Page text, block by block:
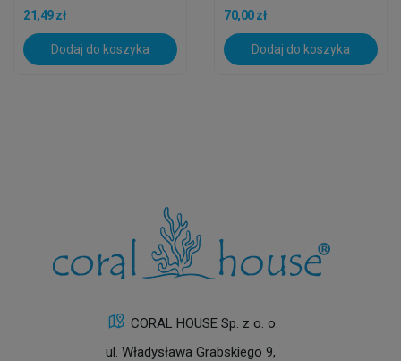
21,49 zł
Dodaj do koszyka
Akwarium
70,00 zł
Dodaj do koszyka
CORAL HOUSE Sp. z o. o.
ul. Władysława Grabskiego 9,